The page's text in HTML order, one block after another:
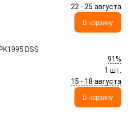
22 - 25 августа
В корзину
DSS
91%
1 шт.
15 - 18 августа
В корзину